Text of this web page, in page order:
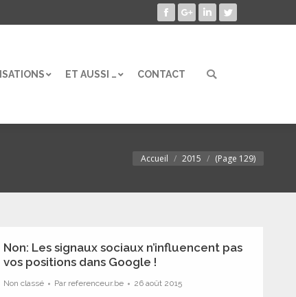
Facebook
Google+LinkedInTwitter
ET AUSSI … CONTACT Search:
Vous êtes ici :
Accueil 2015 (Page 129)
Non: Les signaux sociaux n’influencent pas
vos positions dans Google !
Non classé Par referenceur.be 26 août 2015